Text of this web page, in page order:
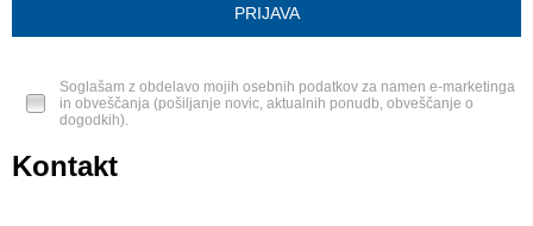
Soglašam z obdelavo mojih osebnih podatkov za namen e-marketinga
in obveščanja (pošiljanje novic, aktualnih ponudb, obveščanje o
dogodkih).
Kontakt